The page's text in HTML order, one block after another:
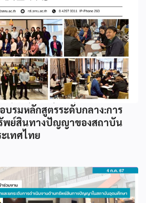
อบรมหลักสูตรระดับกลาง:การ
พย์สินทางปัญญาของสถาบัน
เทศไทย